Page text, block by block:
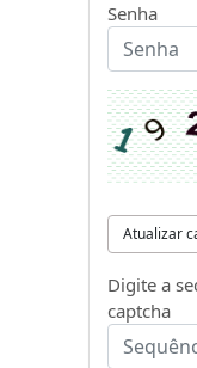
Senha
Atualizar
Digite a
captcha